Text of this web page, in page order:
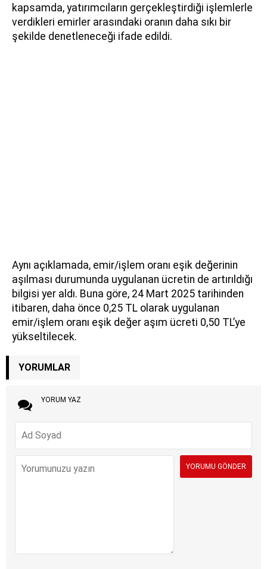
kapsamda, yatırımcıların gerçekleştirdiği işlemlerle
verdikleri emirler arasındaki oranın daha sıkı bir
şekilde denetleneceği ifade edildi.
Aynı açıklamada, emir/işlem oranı eşik değerinin
aşılması durumunda uygulanan ücretin de artırıldığı
bilgisi yer aldı. Buna göre, 24 Mart 2025 tarihinden
itibaren, daha önce 0,25 TL olarak uygulanan
emir/işlem oranı eşik değer aşım ücreti 0,50 TL’ye
yükseltilecek.
YORUMLAR
YORUM YAZ